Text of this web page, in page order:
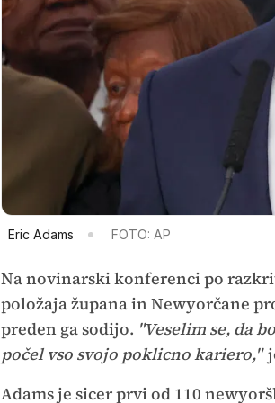
Eric Adams FOTO: AP
Na novinarski konferenci po
položaja župana in Newyorčane
preden ga sodijo. "Veselim se, da
počel vso svojo poklicno kariero,"
Adams je sicer prvi od 110